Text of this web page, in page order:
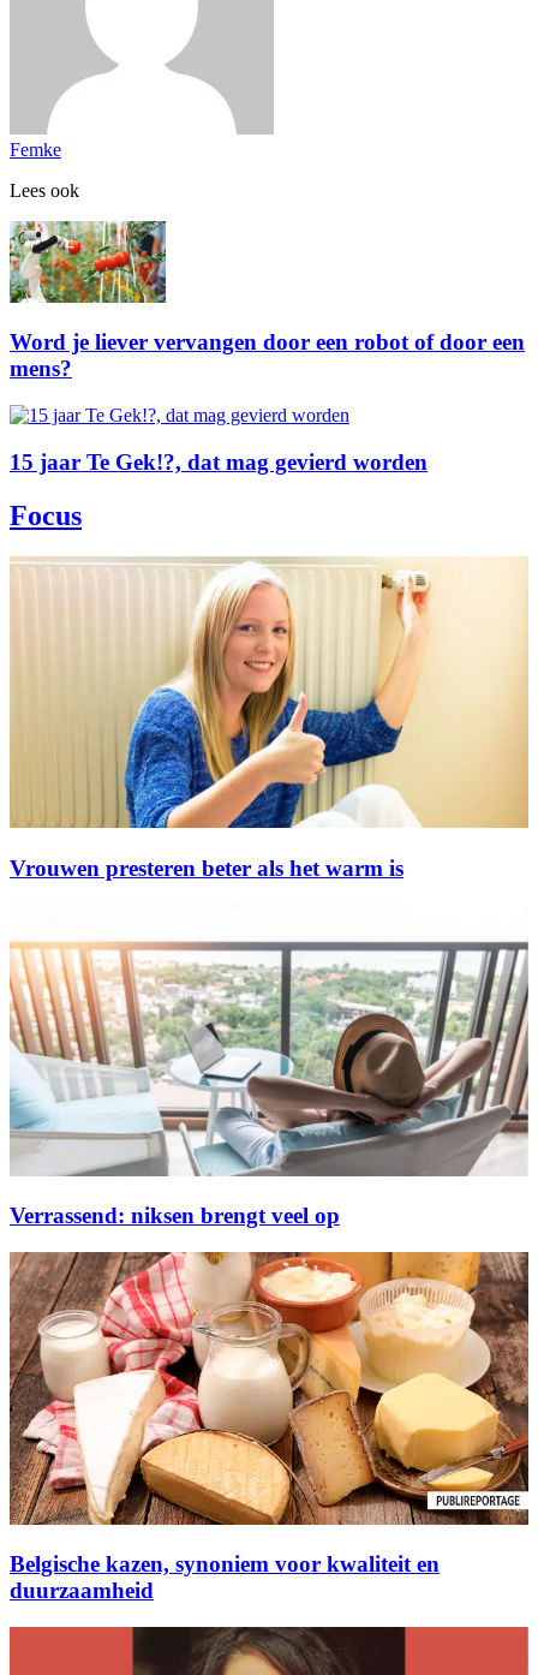
Femke
Lees ook
Word je liever vervangen door een robot of door een
mens?
15 jaar Te Gek!?, dat mag gevierd worden
Focus
Vrouwen presteren beter als het warm is
Verrassend: niksen brengt veel op
Belgische kazen, synoniem voor kwaliteit en
duurzaamheid